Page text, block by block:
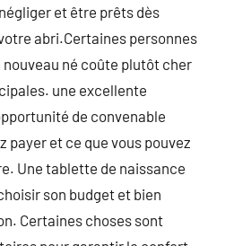
et être prêts dès
abri.Certaines personnes
nouveau né coûte plutôt cher
une excellente
de convenable
payer et ce que vous pouvez
Une tablette de naissance
son budget et bien
Certaines choses sont